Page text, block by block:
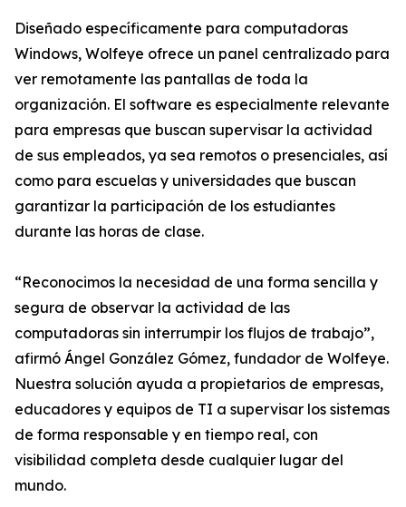
Diseñado específicamente para computadoras
Windows, Wolfeye ofrece un panel centralizado para
ver remotamente las pantallas de toda la
organización. El software es especialmente relevante
para empresas que buscan supervisar la actividad
de sus empleados, ya sea remotos o presenciales, así
como para escuelas y universidades que buscan
garantizar la participación de los estudiantes
durante las horas de clase.
“Reconocimos la necesidad de una forma sencilla y
segura de observar la actividad de las
computadoras sin interrumpir los flujos de trabajo”,
afirmó Ángel González Gómez, fundador de Wolfeye.
Nuestra solución ayuda a propietarios de empresas,
educadores y equipos de TI a supervisar los sistemas
de forma responsable y en tiempo real, con
visibilidad completa desde cualquier lugar del
mundo.